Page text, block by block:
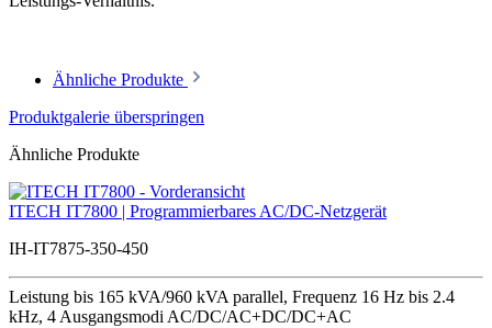
Ähnliche Produkte
Produktgalerie überspringen
Ähnliche Produkte
ITECH IT7800 | Programmierbares AC/DC-Netzgerät
IH-IT7875-350-450
Leistung bis 165 kVA/960 kVA parallel, Frequenz 16 Hz bis 2.4
kHz, 4 Ausgangsmodi AC/DC/AC+DC/DC+AC